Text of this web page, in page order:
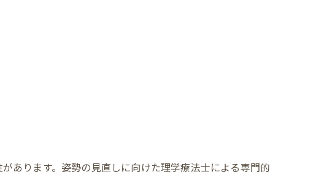
あります。姿勢の見直しに向けた理学療法士による専門的